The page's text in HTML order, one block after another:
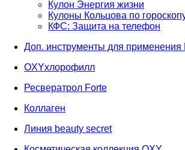
Кулон Энергия жизни
Кулоны Кольцова по
КФС: Защита на телефон
Доп. инструменты для
OXYхлорофилл
Ресвератрол Forte
Коллаген
Линия beauty secret